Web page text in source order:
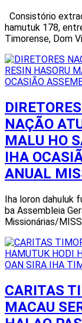
Consistório
hamutuk 178,
Timorense, Dom
NAÇÃO
MALU HO
IHA
ANUAL
Iha loron dahuluk
ba Assembleia
Missionárias/
CARITAS
MACAU